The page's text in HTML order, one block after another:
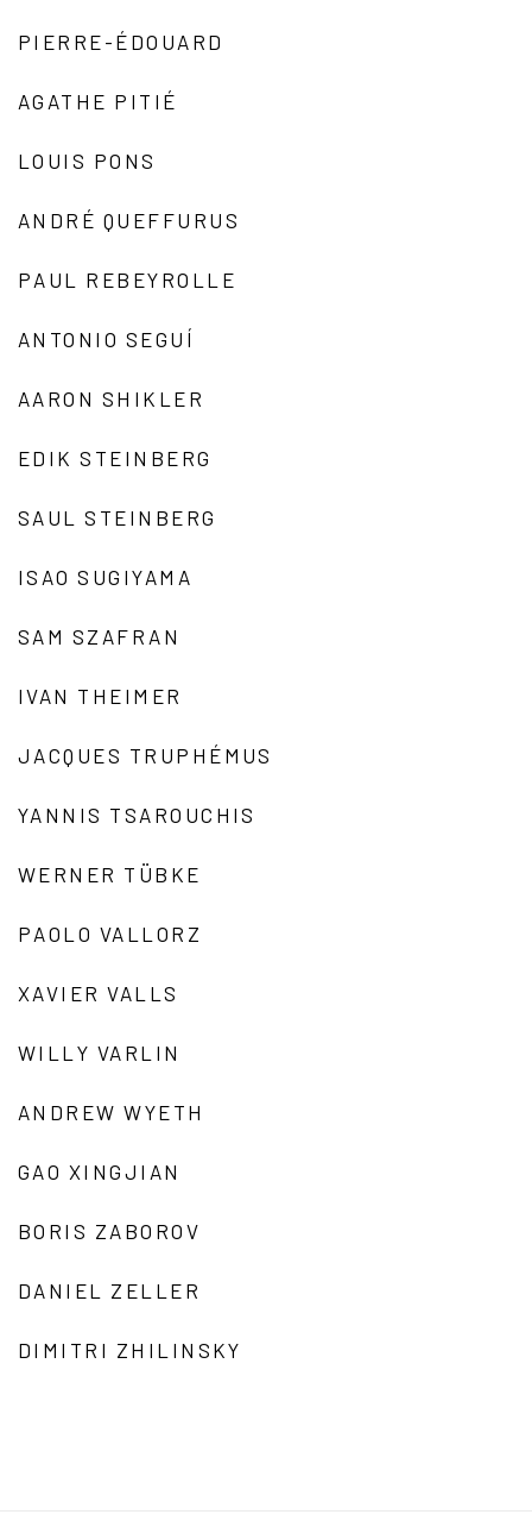
PIERRE-ÉDOUARD
AGATHE PITIÉ
LOUIS PONS
ANDRÉ QUEFFURUS
PAUL REBEYROLLE
ANTONIO SEGUÍ
AARON SHIKLER
EDIK STEINBERG
SAUL STEINBERG
ISAO SUGIYAMA
SAM SZAFRAN
IVAN THEIMER
JACQUES TRUPHÉMUS
YANNIS TSAROUCHIS
WERNER TÜBKE
PAOLO VALLORZ
XAVIER VALLS
WILLY VARLIN
ANDREW WYETH
GAO XINGJIAN
BORIS ZABOROV
DANIEL ZELLER
DIMITRI ZHILINSKY